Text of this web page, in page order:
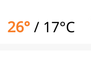
26°/ 17°C